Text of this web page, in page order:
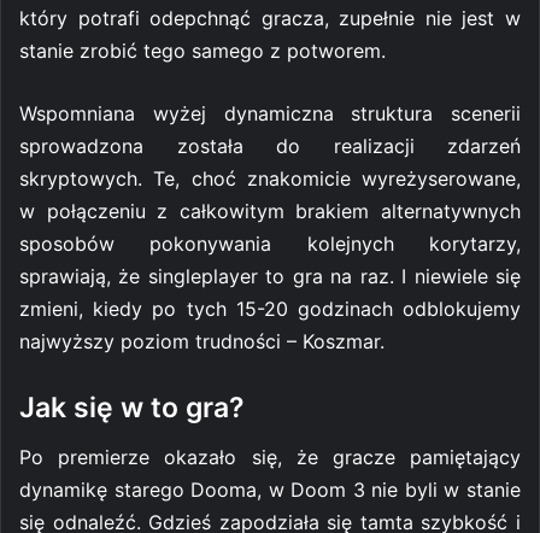
który potrafi odepchnąć gracza, zupełnie nie jest w
stanie zrobić tego samego z potworem.
Wspomniana wyżej dynamiczna struktura scenerii
sprowadzona została do realizacji zdarzeń
skryptowych. Te, choć znakomicie wyreżyserowane,
w połączeniu z całkowitym brakiem alternatywnych
sposobów pokonywania kolejnych korytarzy,
sprawiają, że singleplayer to gra na raz. I niewiele się
zmieni, kiedy po tych 15-20 godzinach odblokujemy
najwyższy poziom trudności – Koszmar.
Jak się w to gra?
Po premierze okazało się, że gracze pamiętający
dynamikę starego Dooma, w Doom 3 nie byli w stanie
się odnaleźć. Gdzieś zapodziała się tamta szybkość i